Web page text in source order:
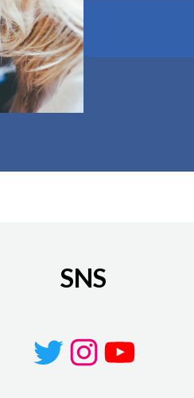
SNS
Twitter
Instagram
YouTube